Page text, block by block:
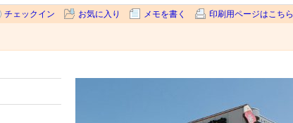
チェックイン お気に入り メモを書く 印刷用ページはこちら